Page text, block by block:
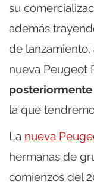
su
además
de lanzamiento,
nueva Peugeot
posteriormente
la que
La nueva
hermanas de
comienzos del